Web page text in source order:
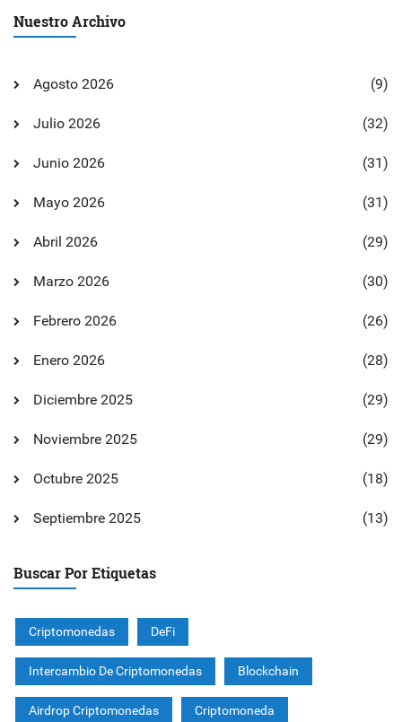
Nuestro Archivo
Agosto 2026 (9)
Julio 2026 (32)
Junio 2026 (31)
Mayo 2026 (31)
Abril 2026 (29)
Marzo 2026 (30)
Febrero 2026 (26)
Enero 2026 (28)
Diciembre 2025 (29)
Noviembre 2025 (29)
Octubre 2025 (18)
Septiembre 2025 (13)
Buscar Por Etiquetas
Criptomonedas DeFi
Intercambio De Criptomonedas Blockchain
Airdrop Criptomonedas Criptomoneda